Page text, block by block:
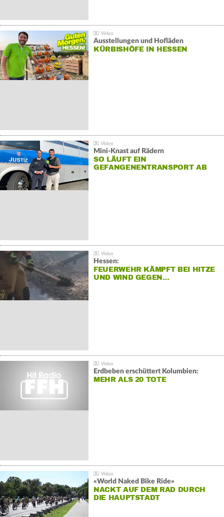
Ausstellungen und Hofläden
KÜRBISHÖFE IN HESSEN
Mini-Knast auf Rädern
SO LÄUFT EIN
GEFANGENENTRANSPORT AB
Hessen:
FEUERWEHR KÄMPFT BEI HITZE
UND WIND GEGEN…
Erdbeben erschüttert Kolumbien:
MEHR ALS 20 TOTE
«World Naked Bike Ride»
NACKT AUF DEM RAD DURCH
DIE HAUPTSTADT